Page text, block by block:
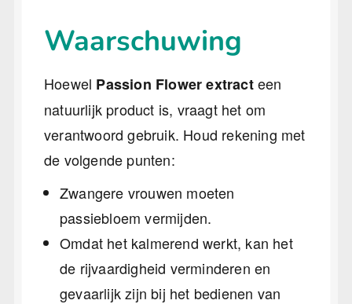
Waarschuwing
Hoewel Passion Flower extracteen
natuurlijk product is, vraagt het om
verantwoord gebruik. Houd rekening met
de volgende punten:
Zwangere vrouwen moeten
passiebloem vermijden.
Omdat het kalmerend werkt, kan het
de rijvaardigheid verminderen en
gevaarlijk zijn bij het bedienen van